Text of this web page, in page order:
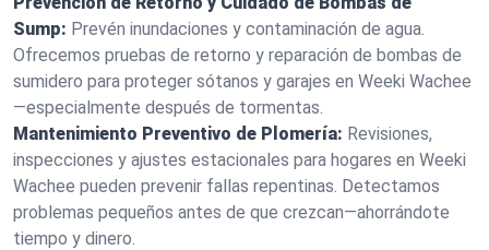
Sump: Prevén inundaciones y contaminación de agua.
Ofrecemos pruebas de retorno y reparación de bombas de
sumidero para proteger sótanos y garajes en Weeki Wachee
—especialmente después de tormentas.
Mantenimiento Preventivo de Plomería: Revisiones,
inspecciones y ajustes estacionales para hogares en Weeki
Wachee pueden prevenir fallas repentinas. Detectamos
problemas pequeños antes de que crezcan—ahorrándote
tiempo y dinero.